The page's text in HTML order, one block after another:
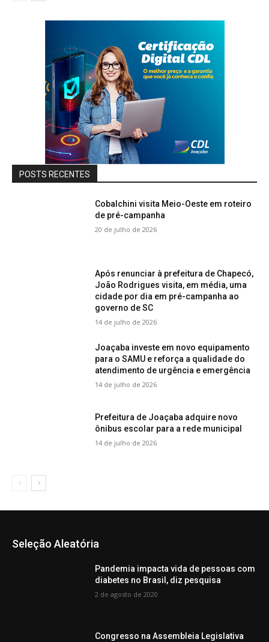
POSTS RECENTES
Cobalchini visita Meio-Oeste em roteiro
de pré-campanha
20 de julho de 2026
Após renunciar à prefeitura de Chapecó,
João Rodrigues visita, em média, uma
cidade por dia em pré-campanha ao
governo de SC
14 de julho de 2026
Joaçaba investe em novo equipamento
para o SAMU e reforça a qualidade do
atendimento de urgência e emergência
14 de julho de 2026
Prefeitura de Joaçaba adquire novo
ônibus escolar para a rede municipal
14 de julho de 2026
Seleção Aleatória
Pandemia impacta vida de pessoas com
diabetes no Brasil, diz pesquisa
2 de agosto de 2020
Congresso na Assembleia Legislativa